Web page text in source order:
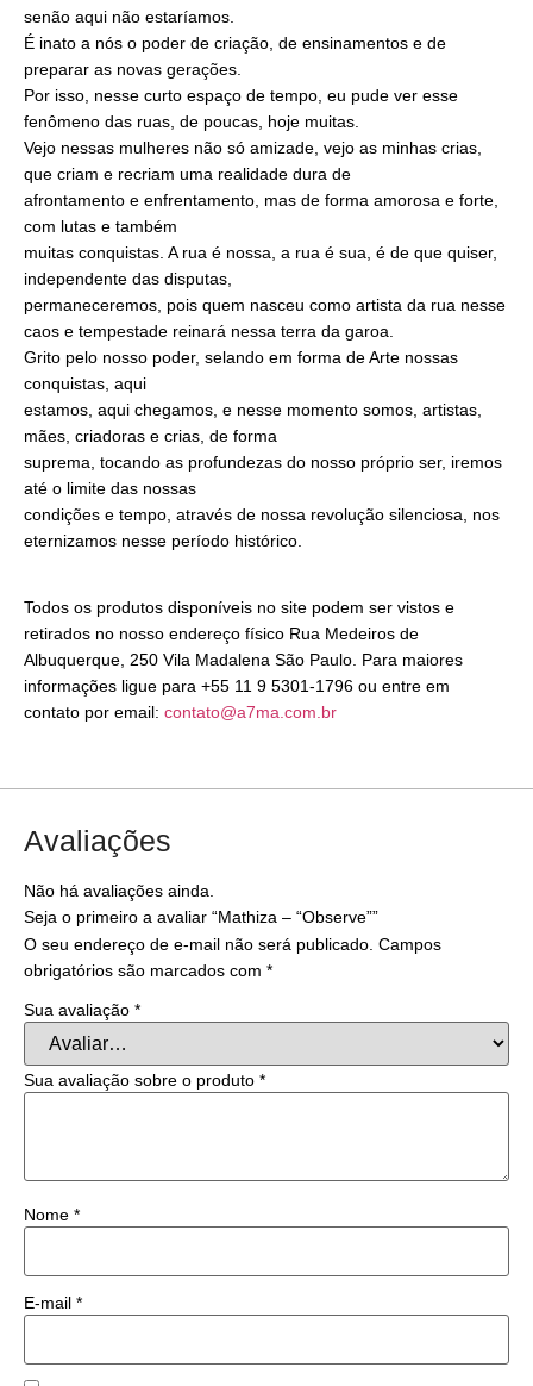
senão aqui não estaríamos.
É inato a nós o poder de criação, de ensinamentos e de
preparar as novas gerações.
Por isso, nesse curto espaço de tempo, eu pude ver esse
fenômeno das ruas, de poucas, hoje muitas.
Vejo nessas mulheres não só amizade, vejo as minhas crias,
que criam e recriam uma realidade dura de
afrontamento e enfrentamento, mas de forma amorosa e forte,
com lutas e também
muitas conquistas. A rua é nossa, a rua é sua, é de que quiser,
independente das disputas,
permaneceremos, pois quem nasceu como artista da rua nesse
caos e tempestade reinará nessa terra da garoa.
Grito pelo nosso poder, selando em forma de Arte nossas
conquistas, aqui
estamos, aqui chegamos, e nesse momento somos, artistas,
mães, criadoras e crias, de forma
suprema, tocando as profundezas do nosso próprio ser, iremos
até o limite das nossas
condições e tempo, através de nossa revolução silenciosa, nos
eternizamos nesse período histórico.
Todos os produtos disponíveis no site podem ser vistos e
retirados no nosso endereço físico Rua Medeiros de
Albuquerque, 250 Vila Madalena São Paulo. Para maiores
informações ligue para +55 11 9 5301-1796 ou entre em
contato por email: contato@a7ma.com.br
Avaliações
Não há avaliações ainda.
Seja o primeiro a avaliar “Mathiza – “Observe””
O seu endereço de e-mail não será publicado. Campos
obrigatórios são marcados com *
Sua avaliação *
Sua avaliação sobre o produto *
Nome *
E-mail *